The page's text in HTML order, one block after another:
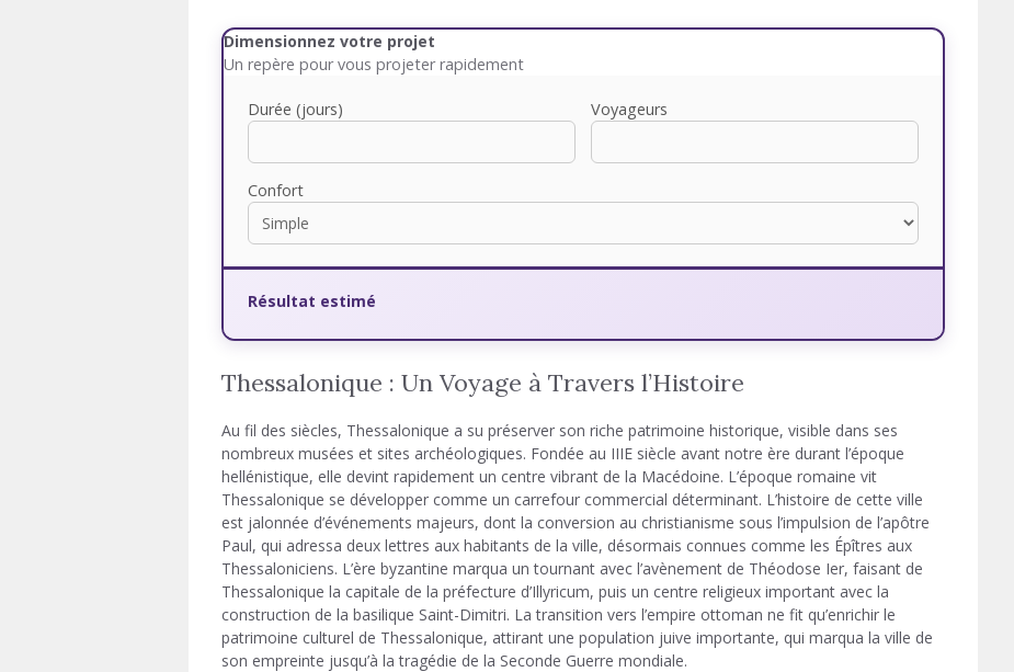
Dimensionnez votre projet
Un repère pour vous projeter rapidement
Durée (jours) Voyageurs
Confort
Résultat estimé
Thessalonique : Un Voyage à Travers l’Histoire
Au fil des siècles, Thessalonique a su préserver son riche patrimoine historique, visible dans ses
nombreux musées et sites archéologiques. Fondée au IIIE siècle avant notre ère durant l’époque
hellénistique, elle devint rapidement un centre vibrant de la Macédoine. L’époque romaine vit
Thessalonique se développer comme un carrefour commercial déterminant. L’histoire de cette ville
est jalonnée d’événements majeurs, dont la conversion au christianisme sous l’impulsion de l’apôtre
Paul, qui adressa deux lettres aux habitants de la ville, désormais connues comme les Épîtres aux
Thessaloniciens. L’ère byzantine marqua un tournant avec l’avènement de Théodose Ier, faisant de
Thessalonique la capitale de la préfecture d’Illyricum, puis un centre religieux important avec la
construction de la basilique Saint-Dimitri. La transition vers l’empire ottoman ne fit qu’enrichir le
patrimoine culturel de Thessalonique, attirant une population juive importante, qui marqua la ville de
son empreinte jusqu’à la tragédie de la Seconde Guerre mondiale.